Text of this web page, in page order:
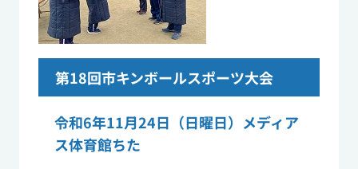
第18回市キンボールスポーツ大会
令和6年11月24日（日曜日）メディア
ス体育館ちた